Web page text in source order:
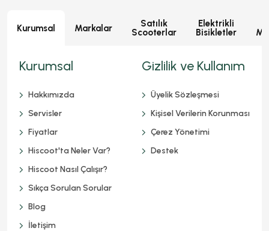
Kurumsal Markalar
Satılık
Scooterlar
Elektrikli
Bisikletler
Kurumsal
Hakkımızda
Servisler
Fiyatlar
Hiscoot'ta Neler Var?
Hiscoot Nasıl Çalışır?
Sıkça Sorulan Sorular
Blog
İletişim
Gizlilik ve Kullanım
Üyelik Sözleşmesi
Kişisel Verilerin Korunması
Çerez Yönetimi
Destek